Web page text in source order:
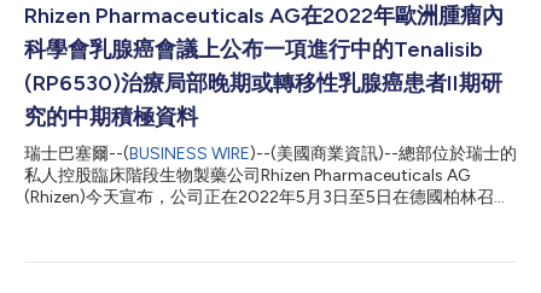
前II期研究已經完成24周的治療，臨床受益率(CBR)達到令人印象
深刻的57.5%，且未出現意料之外的安全問題。研究顯示口服
Tenalisib對大多數具有內臟疾病和多發性轉移病灶的難治人群具有
療效。此外，試驗中僅一名三陰性乳腺癌(TNBC)患者病情穩定超
過6個月，並且正在繼續參與研究。 RP12146是新一代PARP 1/2抑
制劑，旨在克服與第一代PARP抑制劑相關的安全責任問題。該抑
制劑的I/Ib期試驗的劑量遞增試驗已經成功完結，正在以二期推薦
劑量(R...
Rhizen Pharmaceuticals AG在2022年歐洲腫瘤內
科學會乳腺癌會議上公布一項進行中的Tenalisib
(RP6530)治療局部晚期或轉移性乳腺癌患者II期研
究的中期積極資料
瑞士巴塞爾--(BUSINESS WIRE)--(美國商業資訊)--總部位於瑞士的
私人控股臨床階段生物製藥公司Rhizen Pharmaceuticals AG
(Rhizen)今天宣布，公司正在2022年5月3日至5日在德國柏林召開
料。 此項正在東歐展開的多中心、隨機II期研究旨在評估Tenalisib